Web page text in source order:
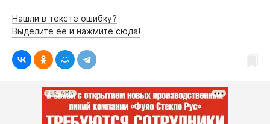
Нашли в тексте ошибку?
Выделите её и нажмите сюда!
РЕКЛАМА